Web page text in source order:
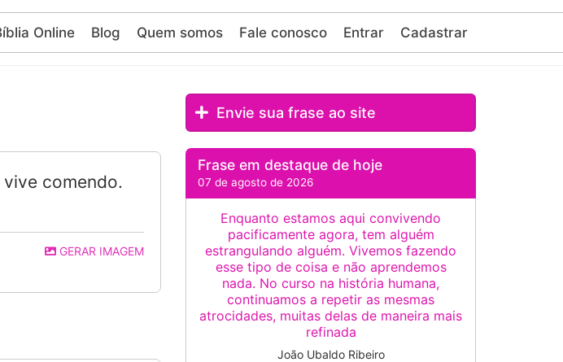
Online Blog Quem somos Fale conosco Entrar Cadastrar
comendo.
GERAR IMAGEM
Envie sua frase ao site
Frase em destaque de hoje
07 de agosto de 2026
Enquanto estamos aqui convivendo
pacificamente agora, tem alguém
estrangulando alguém. Vivemos fazendo
esse tipo de coisa e não aprendemos
nada. No curso na história humana,
continuamos a repetir as mesmas
atrocidades, muitas delas de maneira mais
refinada
João Ubaldo Ribeiro